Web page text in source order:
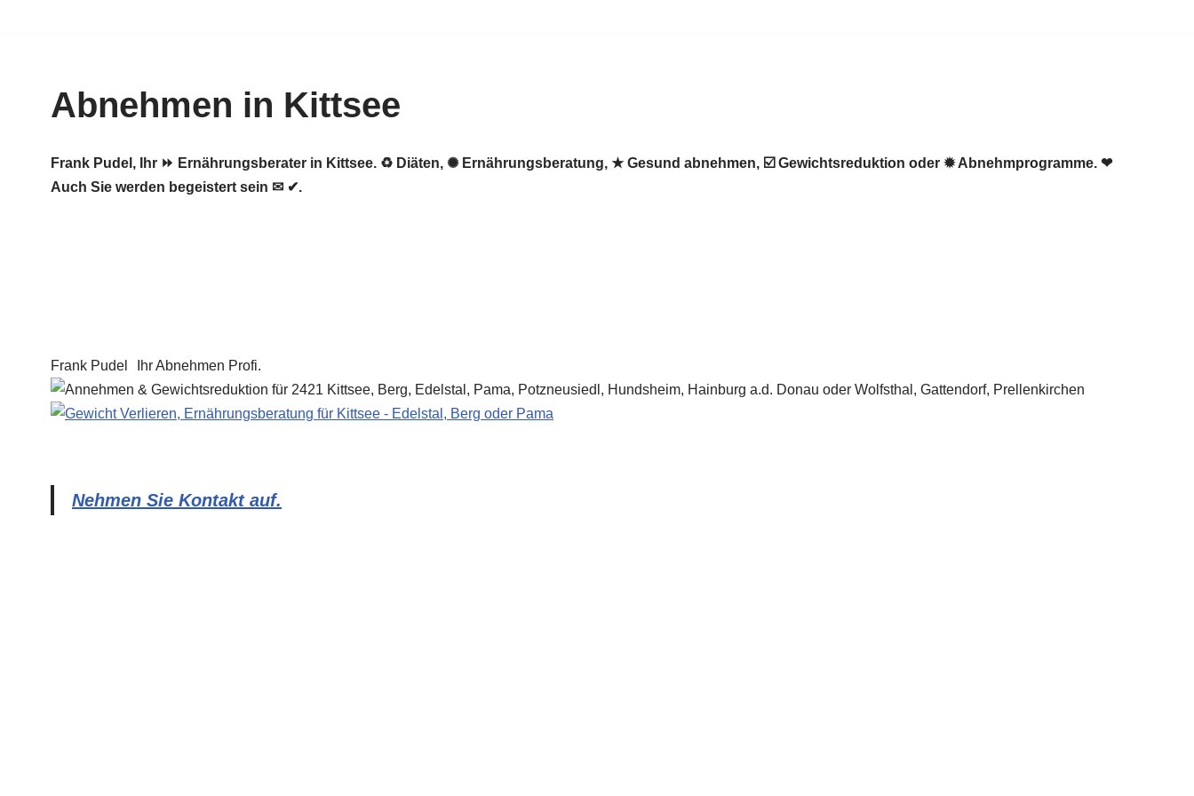
springenAbnehmen in Kittsee
Frank Pudel, Ihr ⏩ Ernährungsberater in Kittsee. ♻ Diäten, ✺ Ernährungsberatung, ★ Gesund abnehmen, ☑️ Gewichtsreduktion oder ✹ Abnehmprogramme. ❤
Auch Sie werden begeistert sein ✉ ✔.
Frank Pudel Ihr Abnehmen Profi.
Nehmen Sie Kontakt auf.